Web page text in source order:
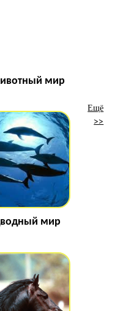
мир
мир
Ещё
>>